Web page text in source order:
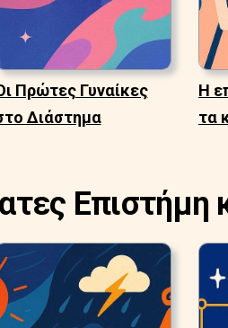
Πρώτες Γυναίκες
Διάστημα
Η
τα
Επιστήμη